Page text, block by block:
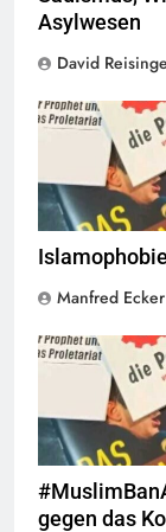
Asylwesen
David
Manfred Ecker
gegen das